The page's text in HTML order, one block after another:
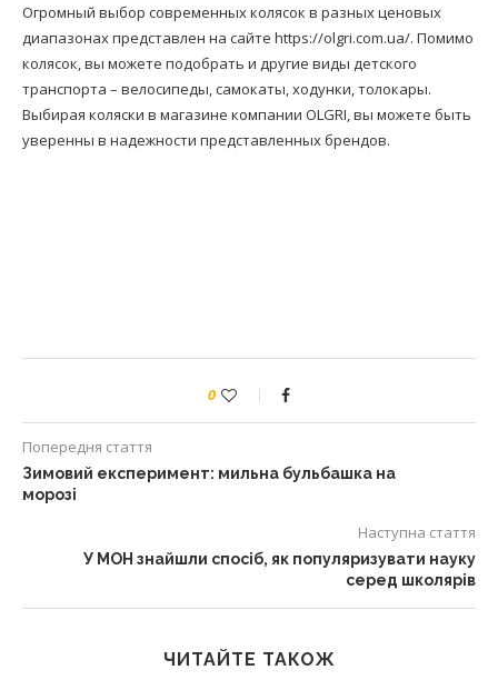
Огромный выбор современных колясок в разных ценовых
диапазонах представлен на сайте https://olgri.com.ua/. Помимо
колясок, вы можете подобрать и другие виды детского
транспорта – велосипеды, самокаты, ходунки, толокары.
Выбирая коляски в магазине компании OLGRI, вы можете быть
уверенны в надежности представленных брендов.
0
Попередня стаття
Зимовий експеримент: мильна бульбашка на
морозі
Наступна стаття
У МОН знайшли спосіб, як популяризувати науку
серед школярів
ЧИТАЙТЕ ТАКОЖ